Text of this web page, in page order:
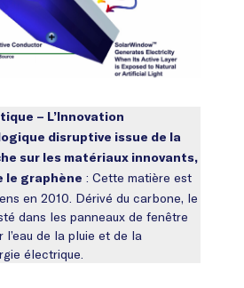
– L’Innovation
disruptive issue de la
sur les matériaux innovants,
le graphène : Cette matière est
en 2010. Dérivé du carbone, le
dans les panneaux de fenêtre
de la pluie et de la
électrique.